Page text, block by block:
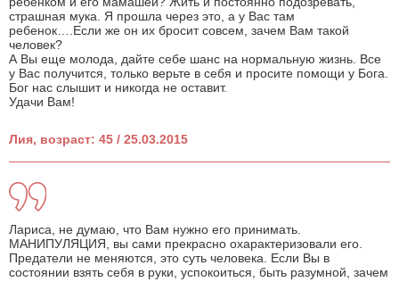
страшная мука. Я прошла через это, а у Вас там
ребенок….Если же он их бросит совсем, зачем Вам такой
человек?
А Вы еще молода, дайте себе шанс на нормальную жизнь. Все
у Вас получится, только верьте в себя и просите помощи у Бога.
Бог нас слышит и никогда не оставит.
Удачи Вам!
Лия, возраст: 45 / 25.03.2015
Лариса, не думаю, что Вам нужно его принимать.
МАНИПУЛЯЦИЯ, вы сами прекрасно охарактеризовали его.
Предатели не меняются, это суть человека. Если Вы в
состоянии взять себя в руки, успокоиться, быть разумной, зачем